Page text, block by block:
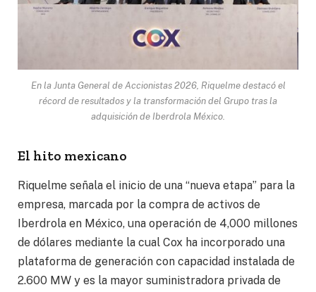
En la Junta General de Accionistas 2026, Riquelme destacó el
récord de resultados y la transformación del Grupo tras la
adquisición de Iberdrola México.
El hito mexicano
Riquelme señala el inicio de una “nueva etapa” para la
empresa, marcada por la compra de activos de
Iberdrola en México, una operación de 4,000 millones
de dólares mediante la cual Cox ha incorporado una
plataforma de generación con capacidad instalada de
2.600 MW y es la mayor suministradora privada de